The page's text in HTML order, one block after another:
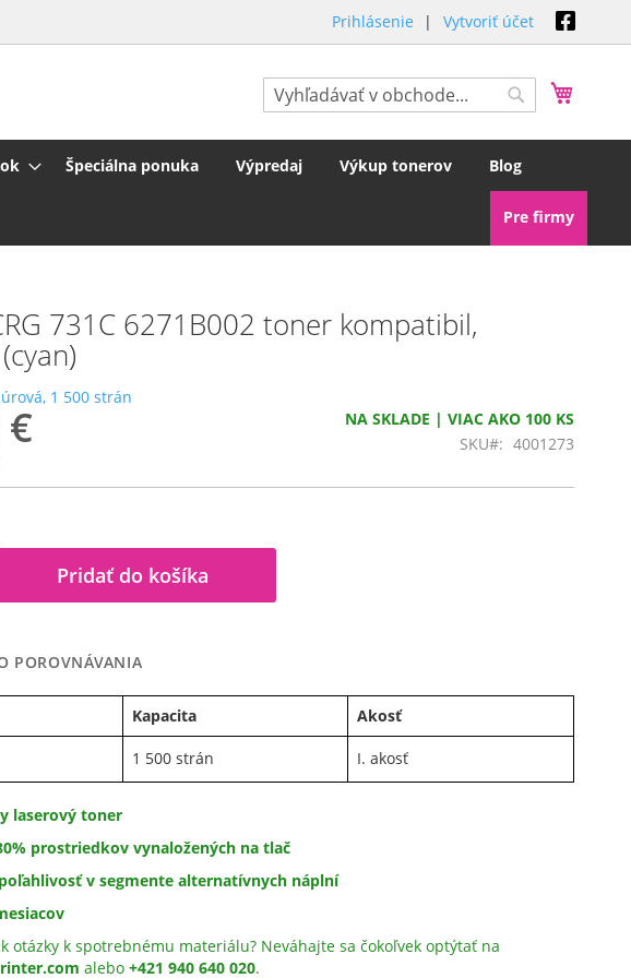
Prihlásenie Vytvoriť účet
Hľadať
Špeciálna ponuka Výpredaj Výkup tonerov Blog
Pre firmy
731C 6271B002 toner kompatibil,
1 500 strán
NA SKLADE | VIAC AKO 100 KS
SKU
4001273
Pridať do košíka
POROVNÁVANIA
Kapacita Akosť
1 500 strán I. akosť
laserový toner
prostriedkov vynaložených na tlač
v segmente alternatívnych náplní
otázky k spotrebnému materiálu? Neváhajte sa čokoľvek optýtať na
alebo +421 940 640 020.